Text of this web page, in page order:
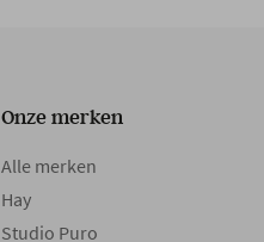
Onze merken
Alle merken
Hay
Studio Puro